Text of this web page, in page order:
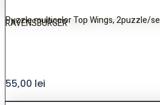
Puzzle multicolor Top Wings, 2puzzle/
RAVENSBURGER
55,00 lei